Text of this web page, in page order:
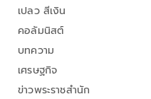
เปลว สีเงิน
คอลัมนิสต์
บทความ
เศรษฐกิจ
ข่าวพระราชสำนัก